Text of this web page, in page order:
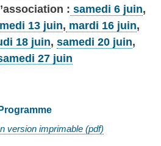
: samedi 6 juin,
13 juin, mardi 16 juin,
18 juin, samedi 20 juin,
27 juin
Programme
version imprimable (pdf)